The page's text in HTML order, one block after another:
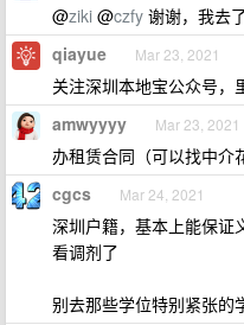
@ziki @czfy 谢谢，我去
qiayue Mar 23, 2021
关注深圳本地宝公众号，
amwyyyy Mar 23, 2021
办租赁合同（可以找中介
cgcs Mar 24, 2021
深圳户籍，基本上能保证
看调剂了
别去那些学位特别紧张的